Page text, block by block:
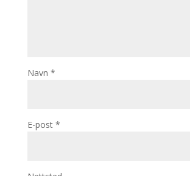
Navn *
E-post *